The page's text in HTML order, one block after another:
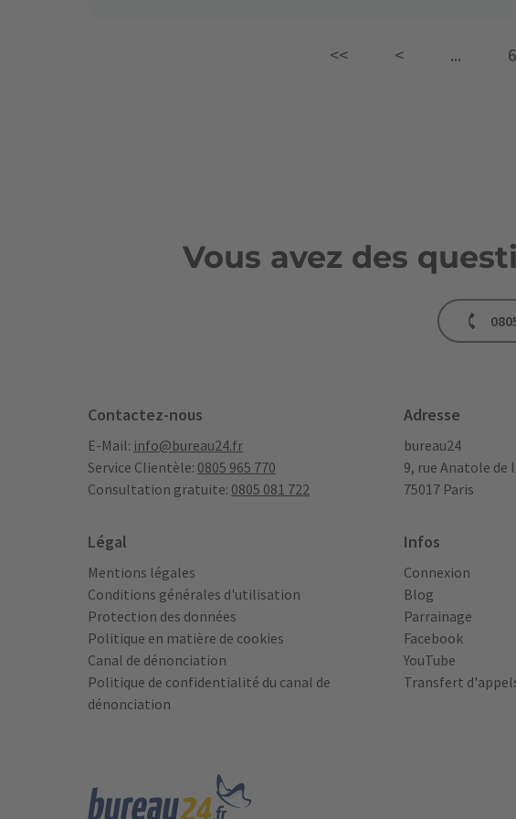
<< < ... 6
Vous avez des
Contactez-nous
E-Mail: info@bureau24.fr
Service Clientèle: 0805 965 770
Consultation gratuite: 0805 081 722
Adresse
bureau24
9, rue Anatole de
75017 Paris
Légal
Mentions légales
Conditions générales d'utilisation
Protection des données
Politique en matière de cookies
Canal de dénonciation
Politique de confidentialité du canal de
dénonciation
Infos
Connexion
Blog
Parrainage
Facebook
YouTube
Transfert